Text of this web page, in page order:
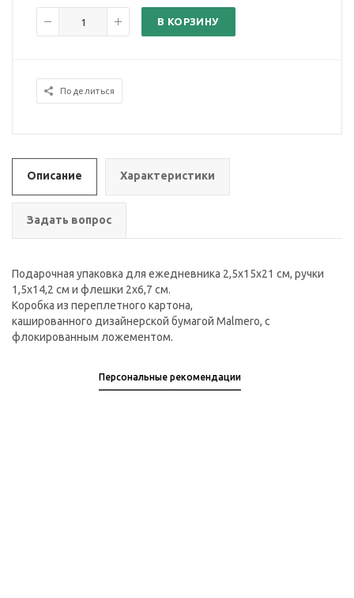
В КОРЗИНУ
Поделиться
Описание Характеристики
Задать вопрос
Подарочная упаковка для ежедневника 2,5х15х21 см, ручки
1,5х14,2 см и флешки 2х6,7 см.
Коробка из переплетного картона,
кашированного дизайнерской бумагой Malmero, с
флокированным ложементом.
Персональные рекомендации